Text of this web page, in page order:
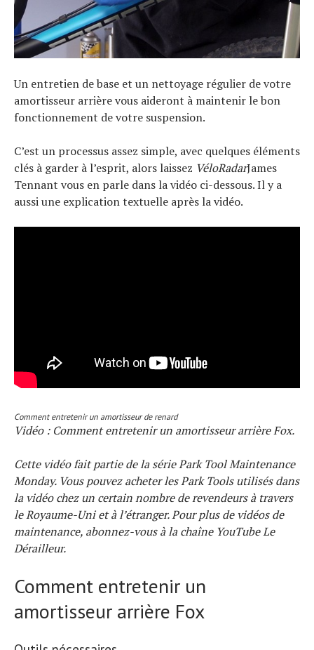
Un entretien de base et un nettoyage régulier de votre
amortisseur arrière vous aideront à maintenir le bon
fonctionnement de votre suspension.
C’est un processus assez simple, avec quelques éléments
clés à garder à l’esprit, alors laissez VéloRadarJames
Tennant vous en parle dans la vidéo ci-dessous. Il y a
aussi une explication textuelle après la vidéo.
Comment entretenir un amortisseur de renard
Vidéo : Comment entretenir un amortisseur arrière Fox.
Cette vidéo fait partie de la série Park Tool Maintenance
Monday. Vous pouvez acheter les Park Tools utilisés dans
la vidéo chez un certain nombre de revendeurs à travers
le Royaume-Uni et à l’étranger. Pour plus de vidéos de
maintenance, abonnez-vous à la chaîne YouTube Le
Dérailleur.
Comment entretenir un
amortisseur arrière Fox